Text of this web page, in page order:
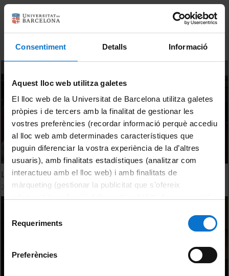
Consentiment Detalls Informació
Aquest lloc web utilitza galetes
El lloc web de la Universitat de Barcelona utilitza galetes
pròpies i de tercers amb la finalitat de gestionar les
vostres preferències (recordar informació perquè accediu
al lloc web amb determinades característiques que
puguin diferenciar la vostra experiència de la d’altres
usuaris), amb finalitats estadístiques (analitzar com
interactueu amb el lloc web) i amb finalitats de
màrqueting (gestionar la publicitat que s’ofereix
consultar laPolítica de galetes del lloc web de la
Requeriments
Preferències
Ordenar
Les fires medievals i el mercat de l'oci, Taula Rodona
2 Junio, 2009